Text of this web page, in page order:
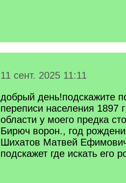
11 сент. 2025 11:11
добрый день!подскажите
переписи населения 1897
области у моего предка
Бирюч ворон., год
Шихатов Матвей
подскажет где искать его